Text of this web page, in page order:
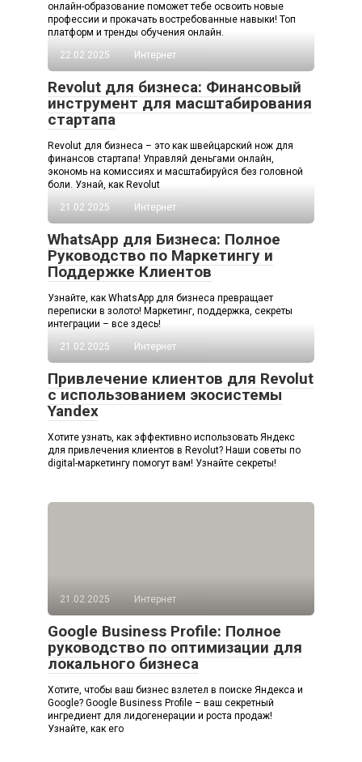
онлайн-образование поможет тебе освоить новые
профессии и прокачать востребованные навыки! Топ
платформ и тренды обучения онлайн.
22.02.2025
Интернет
Revolut для бизнеса: Финансовый
инструмент для масштабирования
стартапа
Revolut для бизнеса – это как швейцарский нож для
финансов стартапа! Управляй деньгами онлайн,
экономь на комиссиях и масштабируйся без головной
боли. Узнай, как Revolut
21.02.2025
Интернет
WhatsApp для Бизнеса: Полное
Руководство по Маркетингу и
Поддержке Клиентов
Узнайте, как WhatsApp для бизнеса превращает
переписки в золото! Маркетинг, поддержка, секреты
интеграции – все здесь!
21.02.2025
Интернет
Привлечение клиентов для Revolut
с использованием экосистемы
Yandex
Хотите узнать, как эффективно использовать Яндекс
для привлечения клиентов в Revolut? Наши советы по
digital-маркетингу помогут вам! Узнайте секреты!
21.02.2025 Интернет
Google Business Profile: Полное
руководство по оптимизации для
локального бизнеса
Хотите, чтобы ваш бизнес взлетел в поиске Яндекса и
Google? Google Business Profile – ваш секретный
ингредиент для лидогенерации и роста продаж!
Узнайте, как его